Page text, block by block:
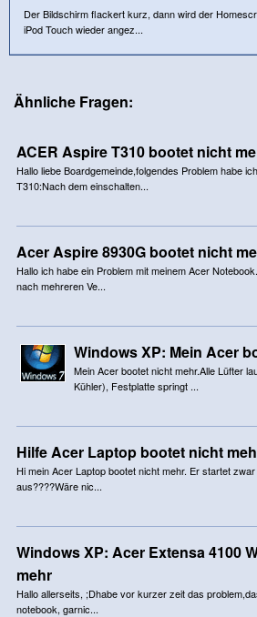
Der Bildschirm flackert kurz, dann wird der
iPod Touch wieder angez...
Ähnliche Fragen:
ACER Aspire T310 bootet nicht
Hallo liebe Boardgemeinde,folgendes Problem habe
T310:Nach dem einschalten...
Acer Aspire 8930G bootet nicht
Hallo ich habe ein Problem mit meinem Acer
nach mehreren Ve...
Windows XP: Mein Acer
Mein Acer bootet nicht mehr.Alle Lüfter
Kühler), Festplatte springt ...
Hilfe Acer Laptop bootet nicht
Hi mein Acer Laptop bootet nicht mehr. Er startet
aus????Wäre nic...
Windows XP: Acer Extensa 4100
mehr
Hallo allerseits, ;Dhabe vor kurzer zeit das
notebook, garnic...